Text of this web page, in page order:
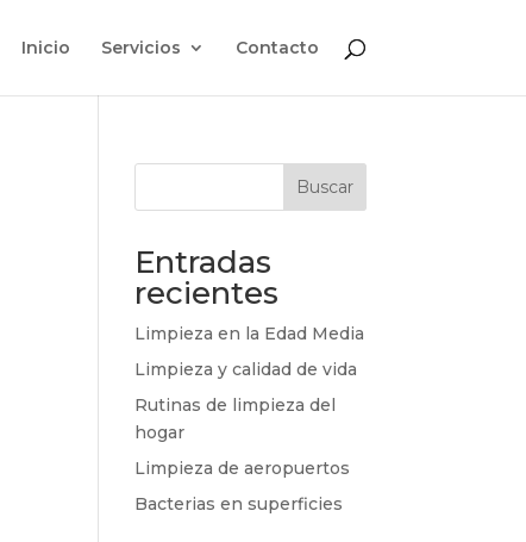
Inicio Servicios Contacto
Buscar
Entradas
recientes
Limpieza en la Edad Media
Limpieza y calidad de vida
Rutinas de limpieza del
hogar
Limpieza de aeropuertos
Bacterias en superficies